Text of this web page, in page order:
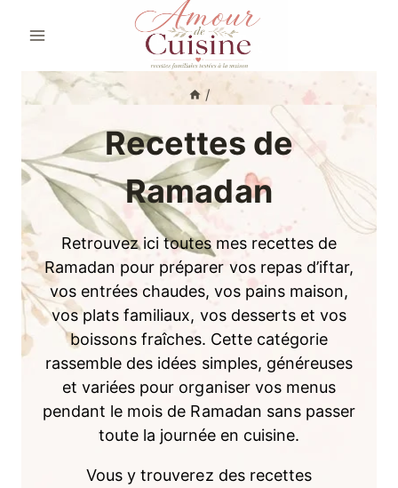
/
Recettes de
Ramadan
Retrouvez ici toutes mes recettes de
Ramadan pour préparer vos repas d’iftar,
vos entrées chaudes, vos pains maison,
vos plats familiaux, vos desserts et vos
boissons fraîches. Cette catégorie
rassemble des idées simples, généreuses
et variées pour organiser vos menus
pendant le mois de Ramadan sans passer
toute la journée en cuisine.
Vous y trouverez des recettes